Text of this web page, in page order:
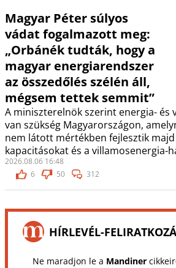
Magyar Péter súlyos
vádat fogalmazott meg:
„Orbánék tudták, hogy a
magyar energiarendszer
az összedőlés szélén áll,
mégsem tettek semmit”
A miniszterelnök szerint energia- és
van szükség Magyarországon,
nem látott mértékben fejlesztik
kapacitásokat és a villamosenergia-
2026.08.06 16:48
6
50 312
HÍRLEVÉL-
Ne maradjon le a Mandiner